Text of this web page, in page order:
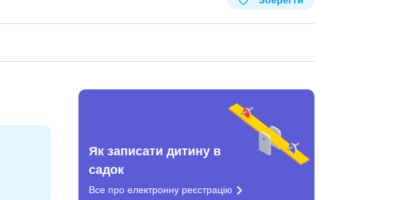
Як записати дитину в
садок
Все про електронну реєстрацію